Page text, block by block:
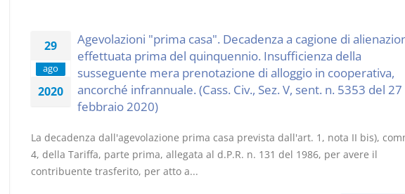
29
ago
2020
Agevolazioni "prima casa". Decadenza a cagione di
effettuata prima del quinquennio. Insufficienza della
susseguente mera prenotazione di alloggio in cooperativa,
ancorché infrannuale. (Cass. Civ., Sez. V, sent. n. 5353 del 27
febbraio 2020)
La decadenza dall'agevolazione prima casa prevista dall'art. 1, nota II bis),
4, della Tariffa, parte prima, allegata al d.P.R. n. 131 del 1986, per avere il
contribuente trasferito, per atto a...